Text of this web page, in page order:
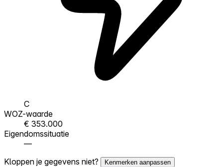
C
WOZ-waarde
€ 353.000
Eigendomssituatie
—
Kloppen je gegevens niet?
Kenmerken aanpassen